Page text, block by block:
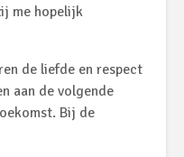
me hopelijk
de liefde en respect
aan de volgende
Bij de